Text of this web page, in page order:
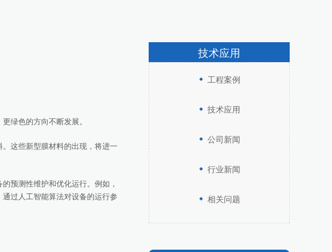
绿色的方向不断发展。
这些新型膜材料的出现，将进一
预测性维护和优化运行。例如，
过人工智能算法对设备的运行参
技术应用
工程案例
技术应用
公司新闻
行业新闻
相关问题